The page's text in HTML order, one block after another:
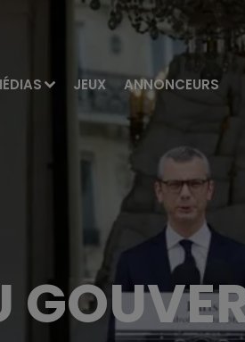
JEUX ANNONCEURS